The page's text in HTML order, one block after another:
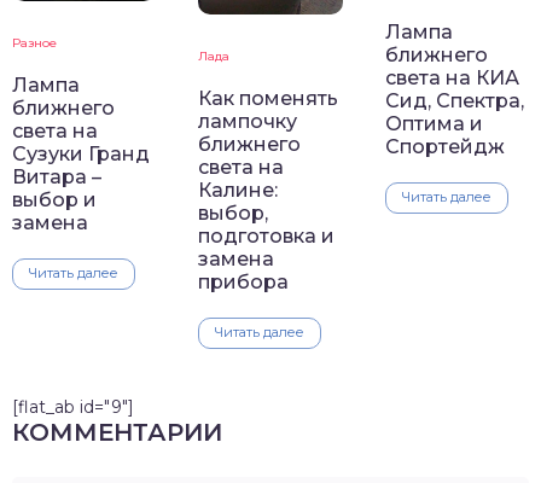
Разное
Лампа
ближнего
света на
Сузуки Гранд
Витара –
выбор и
замена
Читать далее
Лада
Как поменять
лампочку
ближнего
света на
Калине:
выбор,
подготовка и
замена
прибора
Читать далее
Лампа
ближнего
света на КИА
Сид, Спектра,
Оптима и
Спортейдж
Читать далее
[flat_ab id="9"]
КОММЕНТАРИИ